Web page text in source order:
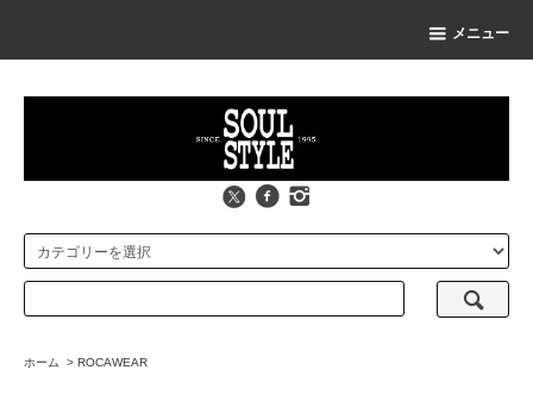
メニュー
ホーム > ROCAWEAR